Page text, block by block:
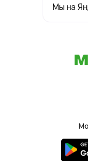
Мы на